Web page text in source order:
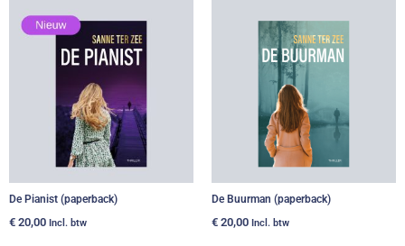
De Pianist (paperback)
€ 20,00 Incl. btw
De Buurman (paperback)
€ 20,00 Incl. btw